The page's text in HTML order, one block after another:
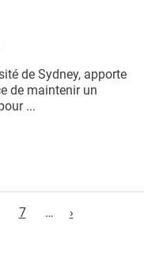
de Sydney, apporte
de maintenir un
...
7 … ›